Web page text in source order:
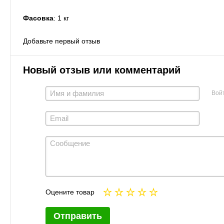
Фасовка: 1 кг
Добавьте первый отзыв
Новый отзыв или комментарий
Оцените товар
Отправить